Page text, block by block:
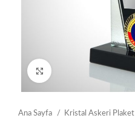
Ana Sayfa
Kristal Askeri Plaket